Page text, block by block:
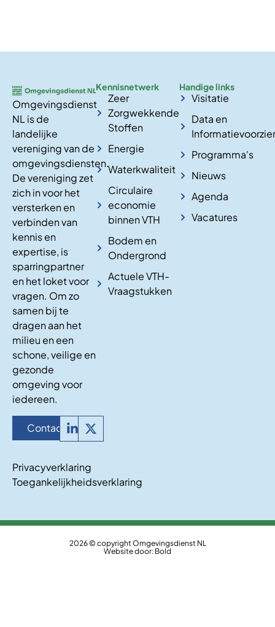
Omgevingsdienst
NL is de
landelijke
vereniging van de
omgevingsdiensten.
De vereniging zet
zich in voor het
versterken en
verbinden van
kennis en
expertise, is
sparringpartner
en het loket voor
vragen. Om zo
samen bij te
dragen aan het
milieu en een
schone, veilige en
gezonde
omgeving voor
iedereen.
Contact
Kennisnetwerk
Zeer
Zorgwekkende
Stoffen
Energie
Waterkwaliteit
Circulaire
economie
binnen VTH
Bodem en
Ondergrond
Actuele VTH-
Vraagstukken
Handige links
Visitatie
Data en
Programma's
Nieuws
Agenda
Vacatures
Privacyverklaring
Toegankelijkheidsverklaring
2026 © copyright Omgevingsdienst NL
Website door: Bold